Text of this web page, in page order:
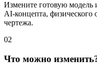
Измените готовую модель
AI-концепта, физического
чертежа.
02
Что можно